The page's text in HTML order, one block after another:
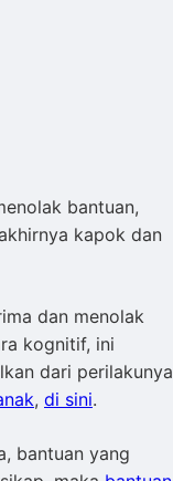
bantuan,
kapok dan
dan menolak
kognitif, ini
dari
, di sini.
bantuan yang